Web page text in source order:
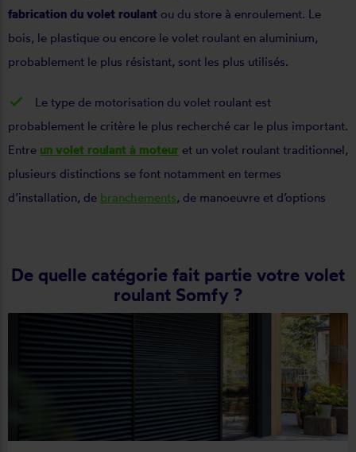
fabrication du volet roulant ou du store à enroulement. Le
bois, le plastique ou encore le volet roulant en aluminium,
probablement le plus résistant, sont les plus utilisés.
Le type de motorisation du volet roulant est
probablement le critère le plus recherché car le plus important.
Entre un volet roulant à moteur et un volet roulant traditionnel,
plusieurs distinctions se font notamment en termes
d’installation, de branchements, de manoeuvre et d’options
De quelle catégorie fait partie votre volet
roulant Somfy ?